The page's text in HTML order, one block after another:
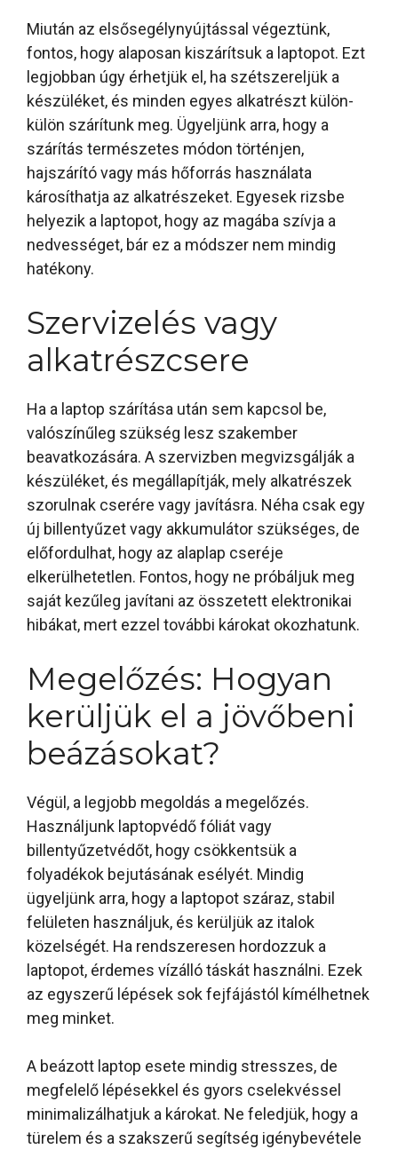
Miután az elsősegélynyújtással végeztünk,
fontos, hogy alaposan kiszárítsuk a laptopot. Ezt
legjobban úgy érhetjük el, ha szétszereljük a
készüléket, és minden egyes alkatrészt külön-
külön szárítunk meg. Ügyeljünk arra, hogy a
szárítás természetes módon történjen,
hajszárító vagy más hőforrás használata
károsíthatja az alkatrészeket. Egyesek rizsbe
helyezik a laptopot, hogy az magába szívja a
nedvességet, bár ez a módszer nem mindig
hatékony.
Szervizelés vagy
alkatrészcsere
Ha a laptop szárítása után sem kapcsol be,
valószínűleg szükség lesz szakember
beavatkozására. A szervizben megvizsgálják a
készüléket, és megállapítják, mely alkatrészek
szorulnak cserére vagy javításra. Néha csak egy
új billentyűzet vagy akkumulátor szükséges, de
előfordulhat, hogy az alaplap cseréje
elkerülhetetlen. Fontos, hogy ne próbáljuk meg
saját kezűleg javítani az összetett elektronikai
hibákat, mert ezzel további károkat okozhatunk.
Megelőzés: Hogyan
kerüljük el a jövőbeni
beázásokat?
Végül, a legjobb megoldás a megelőzés.
Használjunk laptopvédő fóliát vagy
billentyűzetvédőt, hogy csökkentsük a
folyadékok bejutásának esélyét. Mindig
ügyeljünk arra, hogy a laptopot száraz, stabil
felületen használjuk, és kerüljük az italok
közelségét. Ha rendszeresen hordozzuk a
laptopot, érdemes vízálló táskát használni. Ezek
az egyszerű lépések sok fejfájástól kímélhetnek
meg minket.
A beázott laptop esete mindig stresszes, de
megfelelő lépésekkel és gyors cselekvéssel
minimalizálhatjuk a károkat. Ne feledjük, hogy a
türelem és a szakszerű segítség igénybevétele